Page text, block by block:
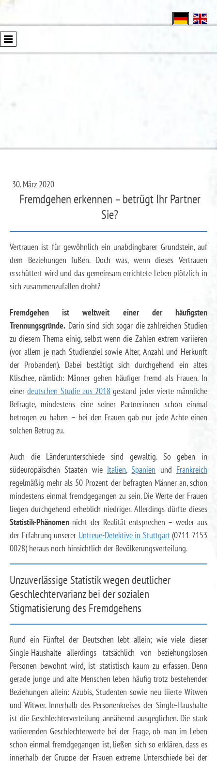
30. März 2020
Fremdgehen erkennen – betrügt Ihr Partner
Sie?
Vertrauen ist für gewöhnlich ein unabdingbarer Grundstein, auf
dem Beziehungen fußen. Doch was, wenn dieses Vertrauen
erschüttert wird und das gemeinsam errichtete Leben plötzlich in
sich zusammenzufallen droht?
Fremdgehen ist weltweit einer der häufigsten
Trennungsgründe. Darin sind sich sogar die zahlreichen Studien
zu diesem Thema einig, selbst wenn die Zahlen extrem variieren
(vor allem je nach Studienziel sowie Alter, Anzahl und Herkunft
der Probanden). Dabei bestätigt sich durchgehend ein altes
Klischee, nämlich: Männer gehen häufiger fremd als Frauen. In
einerdeutschen Studie aus 2018 gestand jeder vierte männliche
Befragte, mindestens eine seiner Partnerinnen schon einmal
betrogen zu haben – bei den Frauen gab nur jede Achte einen
solchen Betrug zu.
Auch die Länderunterschiede sind gewaltig. So geben in
südeuropäischen Staaten wie Italien,Spanien und Frankreich
regelmäßig mehr als 50 Prozent der befragten Männer an, schon
mindestens einmal fremdgegangen zu sein. Die Werte der Frauen
liegen durchgehend erheblich niedriger. Allerdings dürfte dieses
Statistik-Phänomen nicht der Realität entsprechen – weder aus
der Erfahrung unserer Untreue-Detektive in Stuttgart(0711 7153
0028) heraus noch hinsichtlich der Bevölkerungsverteilung.
Unzuverlässige Statistik wegen deutlicher
Geschlechtervarianz bei der sozialen
Stigmatisierung des Fremdgehens
Rund ein Fünftel der Deutschen lebt allein; wie viele dieser
Single-Haushalte allerdings tatsächlich von beziehungslosen
Personen bewohnt wird, ist statistisch kaum zu erfassen. Denn
gerade junge und alte Menschen leben häufig trotz bestehender
Beziehungen allein: Azubis, Studenten sowie neu liierte Witwen
und Witwer. Innerhalb des Personenkreises der Single-Haushalte
ist die Geschlechterverteilung annähernd ausgeglichen. Die stark
variierenden Geschlechterwerte bei der Frage, ob man im Leben
schon einmal fremdgegangen ist, ließen sich so erklären, dass es
innerhalb der Gruppe der Frauen extreme Unterschiede bei der